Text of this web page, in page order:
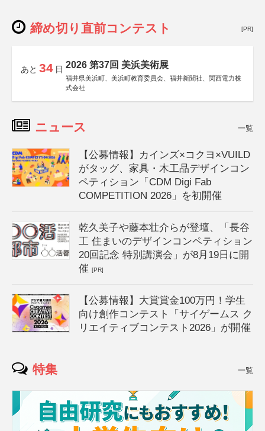
締め切り直前コンテスト [PR]
あと 34 日 2026 第37回 美浜美術展
福井県美浜町、美浜町教育委員会、福井新聞社、関西電力株
式会社
ニュース 一覧
【公募情報】カインズ×コクヨ×VUILD
がタッグ、家具・木工品デザインコン
ペティション「CDM Digi Fab
COMPETITION 2026」を初開催
乾久美子や藤本壮介らが登壇、「長谷
工 住まいのデザインコンペティション
20回記念 特別講演会」が8月19日に開
催[PR]
【公募情報】大賞賞金100万円！学生
向け創作コンテスト「サイゲームス ク
リエイティブコンテスト2026」が開催
特集 一覧